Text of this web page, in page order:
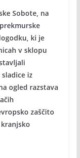
Sobote, na
ki je
v sklopu
iz
ogled razstava
zaščito